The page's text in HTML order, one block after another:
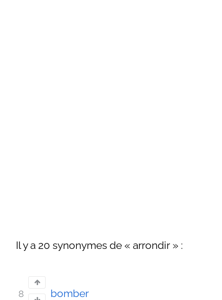
Il y a 20 synonymes de « arrondir » :
8 bomber